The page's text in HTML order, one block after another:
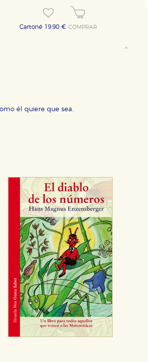
Cartoné 19,90 €COMPRAR
él quiere que sea.
y no es posible deshabilitarlas
algunas áreas de nuestra web dejen de
y optimizar el funcionamiento
cada vez que nos visita. La
y se utilizan para mostrar publicidad
sino que se basan en la identificación